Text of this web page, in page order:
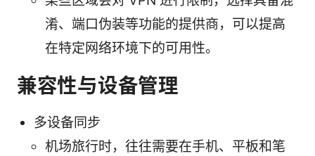
淆、端口伪装等功能的提供商，可以提高
在特定网络环境下的可用性。
兼容性与设备管理
多设备同步
机场旅行时，往往需要在手机、平板和笔